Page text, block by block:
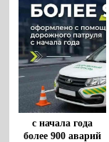
с начала года
более 900 аварий